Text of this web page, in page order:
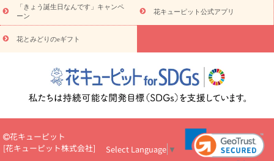
祝い・7000円～ お祝い・10000円～ お供え・お悔やみ
え・お悔やみ・3000円～ お供え・お悔やみ・5000円～
お供
え・お悔やみ・7000円～
365日の誕生花カレンダー
いのマナー
定年退職祝いのマナー
お祝いを贈るときのマナー・
花キューピットのお祝いコラム一覧
誕生日のお花を「色
彩心理学」で選ぶ方法
結婚祝いの予算相場
出産祝いお役立ち情
報
転職祝いのマナー基礎知識
ペットのお祝いワンポイントアド
お見舞いのマナーとル
ール
新築引っ越し祝いコラム お祝い花のマナー総まとめ
職
場上司や先輩へ贈るお祝い花の正解は？
開店祝いの花 選び方ガイ
「きょう誕生日なんです」キャンペ
ーン
花キューピット公式アプリ
花とみどりのeギフト
花キューピット
[花キューピット株式会社] Select Language ▼